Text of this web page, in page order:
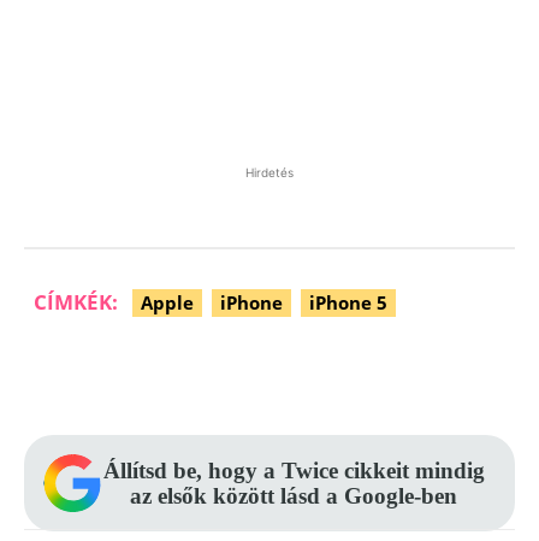
Hirdetés
CÍMKÉK: Apple iPhone iPhone 5
Állítsd be, hogy a Twice cikkeit mindig
az elsők között lásd a Google-ben